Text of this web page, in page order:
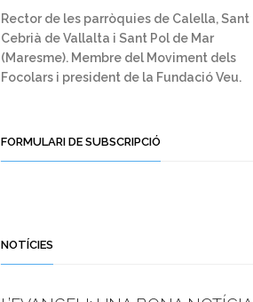
Rector de les parròquies de Calella, Sant
Cebrià de Vallalta i Sant Pol de Mar
(Maresme). Membre del Moviment dels
Focolars i president de la Fundació Veu.
FORMULARI DE SUBSCRIPCIÓ
NOTÍCIES